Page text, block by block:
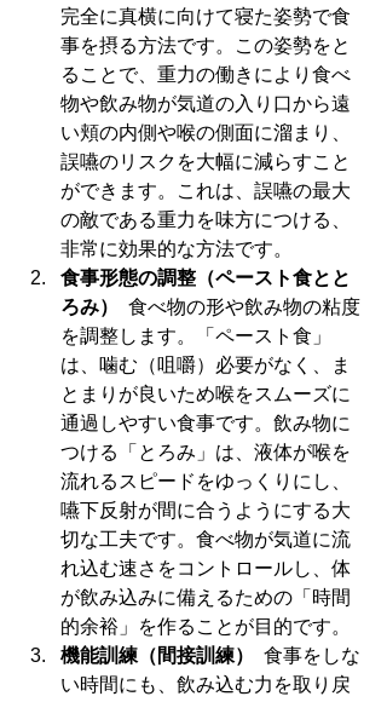
完全に真横に向けて寝た姿勢で食
事を摂る方法です。この姿勢をと
ることで、重力の働きにより食べ
物や飲み物が気道の入り口から遠
い頬の内側や喉の側面に溜まり、
誤嚥のリスクを大幅に減らすこと
ができます。これは、誤嚥の最大
の敵である重力を味方につける、
非常に効果的な方法です。
食事形態の調整（ペースト食とと
ろみ）
食べ物の形や飲み物の粘度
を調整します。「ペースト食」
は、噛む（咀嚼）必要がなく、ま
とまりが良いため喉をスムーズに
通過しやすい食事です。飲み物に
つける「とろみ」は、液体が喉を
流れるスピードをゆっくりにし、
嚥下反射が間に合うようにする大
切な工夫です。食べ物が気道に流
れ込む速さをコントロールし、体
が飲み込みに備えるための「時間
的余裕」を作ることが目的です。
機能訓練（間接訓練）
食事をしな
い時間にも、飲み込む力を取り戻